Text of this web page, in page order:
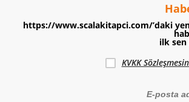
https://www.scalakitapci.com/’daki
ilk
KVKK